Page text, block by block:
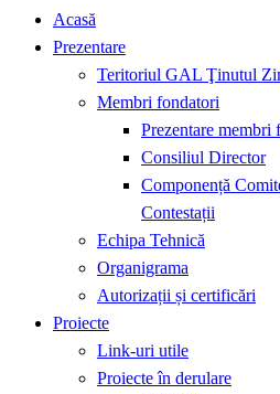
Acasă
Prezentare
Teritoriul GAL Ţinutul
Membri fondatori
Prezentare membri
Consiliul Director
Componență
Contestații
Echipa Tehnică
Organigrama
Autorizații și certificări
Proiecte
Link-uri utile
Proiecte în derulare